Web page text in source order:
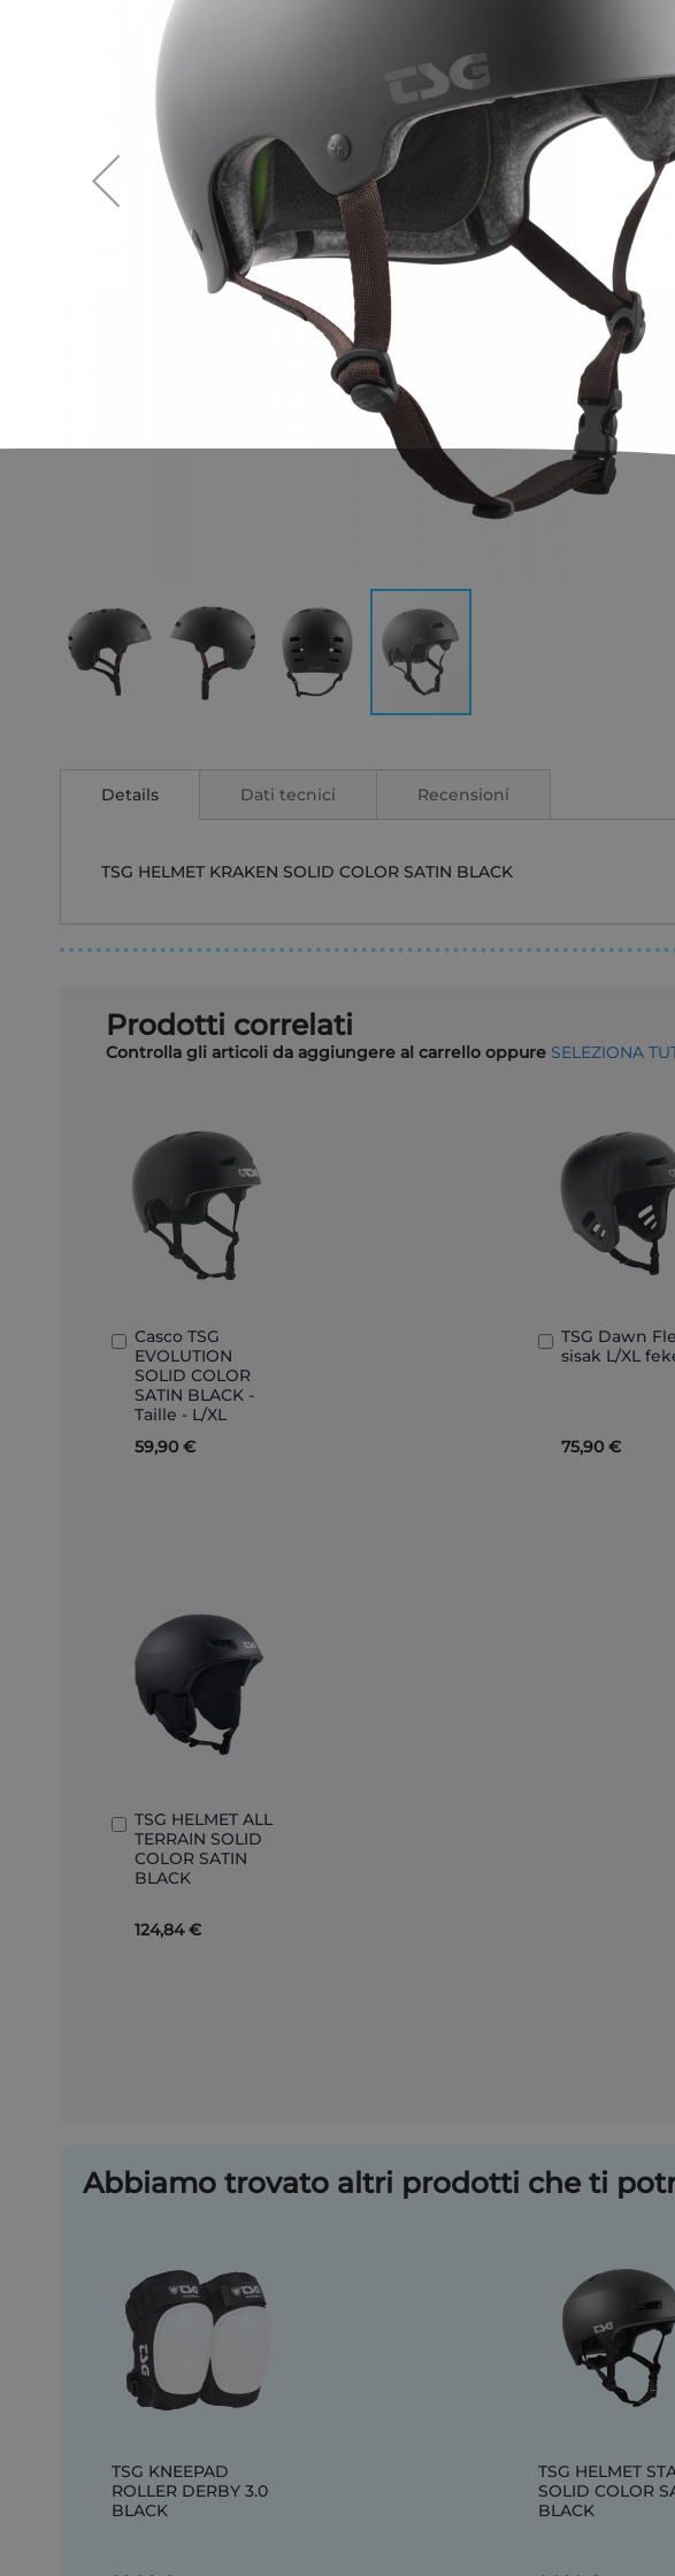
della
galleriaDetails
TSG HELMET KRAKEN SOLID COLOR SATIN BLACK
Dati tecnici Recensioni
Prodotti correlati
Controlla gli articoli da aggiungere al carrello oppure SELEZIONA
Casco TSG
EVOLUTION
SOLID COLOR
SATIN BLACK -
Taille - L/XL
59,90 €
Aggiungi
al
Carrello
TSG Dawn
sisak L/XL
75,90 €
Aggiungi
al
TSG HELMET ALL
TERRAIN SOLID
COLOR SATIN
BLACK
124,84 €
Aggiungi
al
Carrello
Abbiamo trovato altri prodotti che ti
TSG KNEEPAD
ROLLER DERBY 3.0
BLACK
TSG HELMET
SOLID COLOR
BLACK